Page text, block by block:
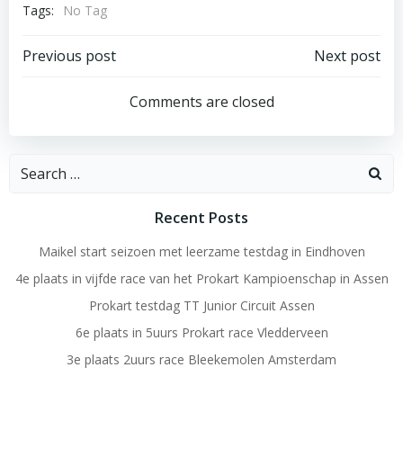
Tags:
No Tag
Post
navigation
Previous post
navigation
Next post
Comments are closed
Search
Recent Posts
Maikel start seizoen met leerzame testdag in Eindhoven
4e plaats in vijfde race van het Prokart Kampioenschap in Assen
Prokart testdag TT Junior Circuit Assen
6e plaats in 5uurs Prokart race Vledderveen
3e plaats 2uurs race Bleekemolen Amsterdam